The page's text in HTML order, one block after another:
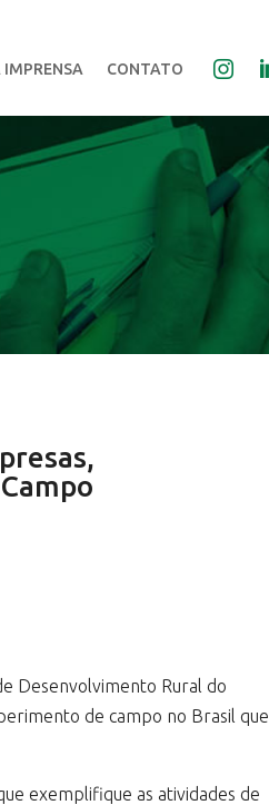
IMPRENSA CONTATO
Desenvolvimento Rural do
de campo no Brasil que
exemplifique as atividades de